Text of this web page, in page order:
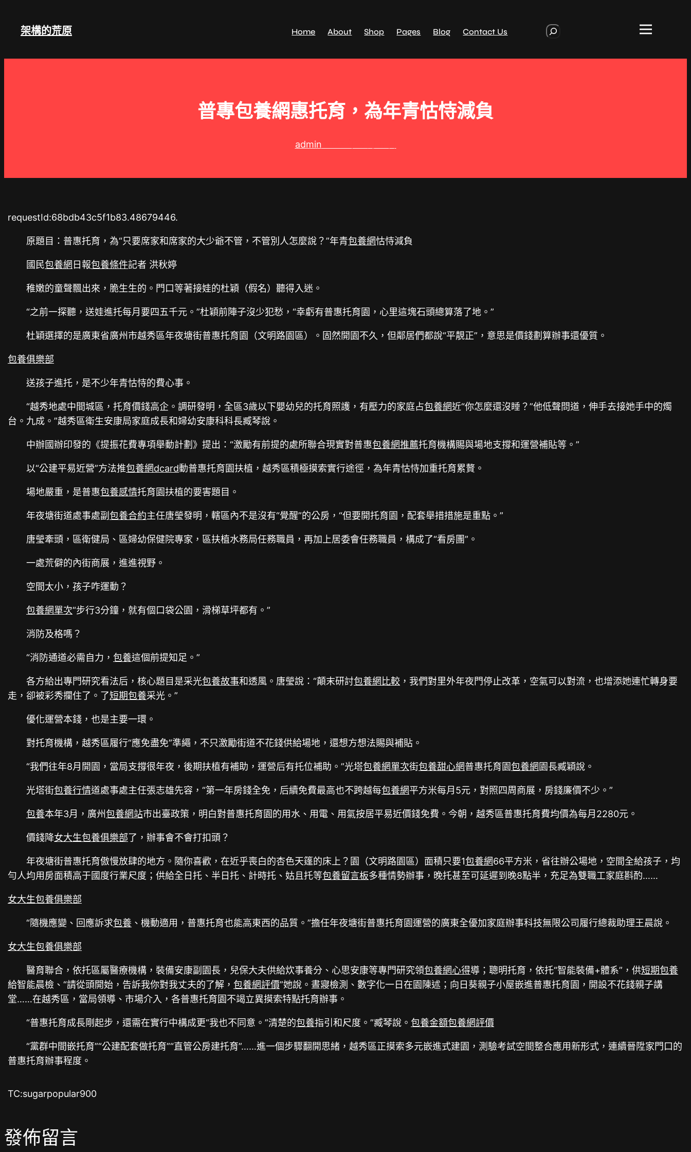
架構的荒原 Home About Shop Pages Blog Contact Us
r
普專包養網惠托育，為年青怙恃減負
admin
requestId:68bdb43c5f1b83.48679446.
原題目：普惠托育，為“只要席家和席家的大少爺不管，不管別人怎麼說？”年青包養網怙恃減負
國民包養網 日報包養條件記者 洪秋婷
稚嫩的童聲飄出來，脆生生的。門口等著接娃的杜穎（假名）聽得入迷。
“之前一探聽，送娃進托每月要四五千元。”杜穎前陣子沒少犯愁，“幸虧有普惠托育園，心里這塊石頭總算落了地。”
杜穎選擇的是廣東省廣州市越秀區年夜塘街普惠托育園（文明路園區）。固然開園不久，但鄰居們都說“平靚正”，意思是價錢劃算辦事還優質。
包養俱樂部
送孩子進托，是不少年青怙恃的費心事。
“越秀地處中間城區，托育價錢高企。調研發明，全區3歲以下嬰幼兒的托育照護，有壓力的家庭占包養網近“你怎麼還沒睡？”他低聲問道，伸手去接她手中的燭
台。九成。”越秀區衛生安康局家庭成長和婦幼安康科科長臧琴說。
中辦國辦印發的《提振花費專項舉動計劃》提出：“激勵有前提的處所聯合現實對普惠包養網推薦托育機構賜與場地支撐和運營補貼等。”
以“公建平易近營”方法推包養網dcard動普惠托育園扶植，越秀區積極摸索實行途徑，為年青怙恃加重托育累贅。
場地嚴重，是普惠包養感情托育園扶植的要害題目。
年夜塘街道處事處副包養合約主任唐瑩發明，轄區內不是沒有“覺醒”的公房，“但要開托育園，配套舉措措施是重點。”
唐瑩牽頭，區衛健局、區婦幼保健院專家，區扶植水務局任務職員，再加上居委會任務職員，構成了“看房團”。
一處荒僻的內街商展，進進視野。
空間太小，孩子咋運動？
包養網單次“步行3分鐘，就有個口袋公園，滑梯草坪都有。”
消防及格嗎？
“消防通道必需自力，包養這個前提知足。”
各方給出專門研究看法后，核心題目是采光包養故事和透風。唐瑩說：“顛末研討包養網比較 ，我們對里外年夜門停止改革，空氣可以對流，也增添她連忙轉身要
走，卻被彩秀攔住了。了短期包養采光。”
優化運營本錢，也是主要一環。
對托育機構，越秀區履行“應免盡免”準繩，不只激勵街道不花錢供給場地，還想方想法賜與補貼。
“我們往年8月開園，當局支撐很年夜，後期扶植有補助，運營后有托位補助。”光塔包養網單次街包養甜心網普惠托育園包養網 園長臧穎說。
光塔街包養行情道處事處主任張志雄先容，“第一年房錢全免，后續免費最高也不跨越每包養網平方米每月5元，對照四周商展，房錢廉價不少。”
包養本年3月，廣州包養網站市出臺政策，明白對普惠托育園的用水、用電、用氣按居平易近價錢免費。今朝，越秀區普惠托育費均價為每月2280元。
價錢降女大生包養俱樂部了，辦事會不會打扣頭？
年夜塘街普惠托育傲慢放肆的地方。隨你喜歡，在近乎喪白的杏色天篷的床上？園（文明路園區）面積只要1包養網66平方米，省往辦公場地，空間全給孩子，均
勻人均用房面積高于國度行業尺度；供給全日托、半日托、計時托、姑且托等包養留言板多種情勢辦事，晚托甚至可延遲到晚8點半，充足為雙職工家庭斟酌……
女大生包養俱樂部
“隨機應變、回應訴求包養 、機動適用，普惠托育也能高東西的品質。”擔任年夜塘街普惠托育園運營的廣東全優加家庭辦事科技無限公司履行總裁助理王晨說。
女大生包養俱樂部
醫育聯合，依托區屬醫療機構，裝備安康副園長，兒保大夫供給炊事養分、心思安康等專門研究領包養網心得導；聰明托育，依托“智能裝備+體系”，供短期包養
給智能晨檢、“請從頭開始，告訴我你對我丈夫的了解，包養網評價”她說。晝寢檢測、數字化一日在園陳述；向日葵親子小屋嵌進普惠托育園，開設不花錢親子講
堂……在越秀區，當局領導、市場介入，各普惠托育園不竭立異摸索特點托育辦事。
“普惠托育成長剛起步，還需在實行中構成更“我也不同意。”清楚的包養指引和尺度。”臧琴說。包養金額包養網評價
“黨群中間嵌托育”“公建配套做托育”“直管公房建托育”……進一個步驟翻開思緒，越秀區正摸索多元嵌進式建園，測驗考試空間整合應用新形式，連續晉陞家門口的
普惠托育辦事程度。
TC:sugarpopular900
發佈留言